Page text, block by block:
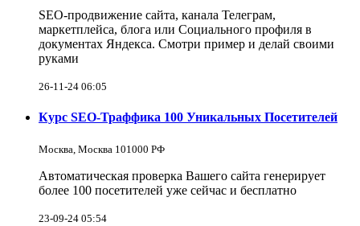
SEO-продвижение сайта, канала Телеграм,
маркетплейса, блога или Социального профиля в
документах Яндекса. Смотри пример и делай своими
руками
26-11-24 06:05
Курс SEO-Траффика 100 Уникальных Посетителей
Москва, Москва 101000 РФ
Автоматическая проверка Вашего сайта генерирует
более 100 посетителей уже сейчас и бесплатно
23-09-24 05:54